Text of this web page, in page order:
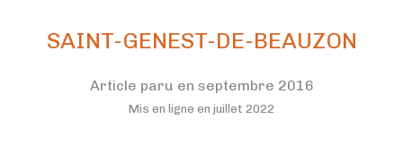
SAINT-GENEST-DE-BEAUZON
Article paru en septembre 2016
Mis en ligne en juillet 2022